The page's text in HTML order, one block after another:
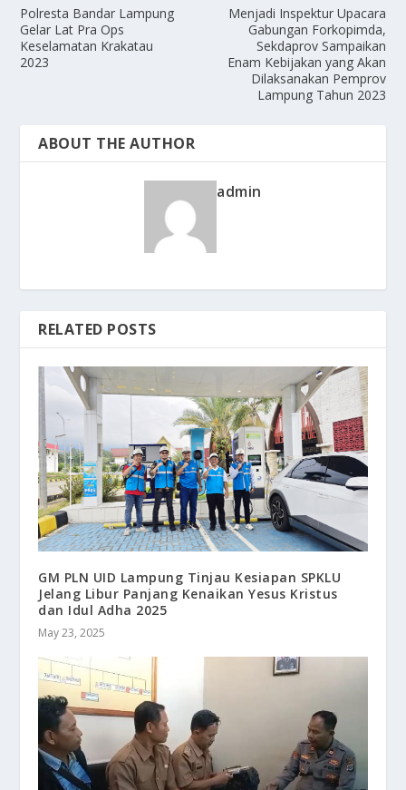
Polresta Bandar Lampung
Gelar Lat Pra Ops
Keselamatan Krakatau
2023
Menjadi Inspektur Upacara
Gabungan Forkopimda,
Sekdaprov Sampaikan
Enam Kebijakan yang Akan
Dilaksanakan Pemprov
Lampung Tahun 2023
ABOUT THE AUTHOR
admin
RELATED POSTS
GM PLN UID Lampung Tinjau Kesiapan SPKLU
Jelang Libur Panjang Kenaikan Yesus Kristus
dan Idul Adha 2025
May 23, 2025